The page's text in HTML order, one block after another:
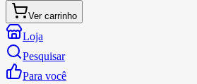
Ver carrinho
Loja
Pesquisar
Para você